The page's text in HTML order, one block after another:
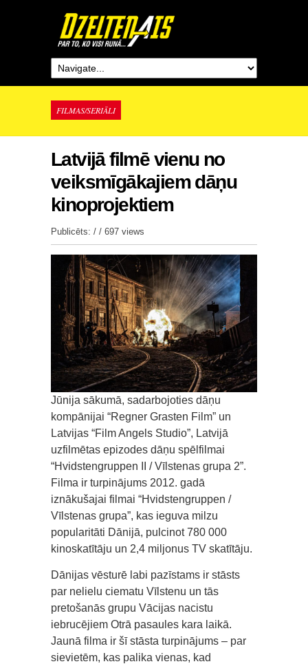
FILMAS/SERIĀLI
Latvijā filmē vienu no
veiksmīgākajiem dāņu
kinoprojektiem
Publicēts: / / 697 views
Jūnija sākumā, sadarbojoties dāņu
kompānijai “Regner Grasten Film” un
Latvijas “Film Angels Studio”, Latvijā
uzfilmētas epizodes dāņu spēlfilmai
“Hvidstengruppen II / Vīlstenas grupa 2”.
Filma ir turpinājums 2012. gadā
iznākušajai filmai “Hvidstengruppen /
Vīlstenas grupa”, kas ieguva milzu
popularitāti Dānijā, pulcinot 780 000
kinoskatītāju un 2,4 miljonus TV skatītāju.
Dānijas vēsturē labi pazīstams ir stāsts
par nelielu ciematu Vīlstenu un tās
pretošanās grupu Vācijas nacistu
iebrucējiem Otrā pasaules kara laikā.
Jaunā filma ir šī stāsta turpinājums – par
sievietēm, kas palika vienas, kad